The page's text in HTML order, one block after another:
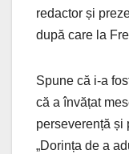
redactor și
după care la
Spune că i-a
că a învățat
perseverență și
„Dorința de a